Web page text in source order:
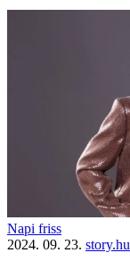
Napi friss
2024. 09. 23. story.hu